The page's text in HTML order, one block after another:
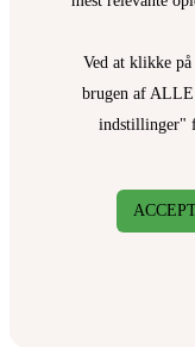
Ved at klikke
brugen af ALLE
indstillinger"